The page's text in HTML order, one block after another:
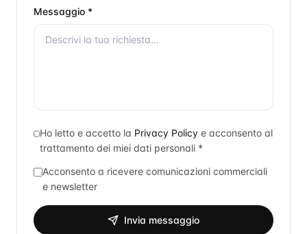
Messaggio *
Ho letto e accetto la Privacy Policy e acconsento al
trattamento dei miei dati personali *
Acconsento a ricevere comunicazioni commerciali
e newsletter
Invia messaggio